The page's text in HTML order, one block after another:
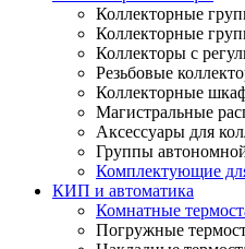
Коллекторные
Коллекторные
Коллекторы с
Резьбовые
Коллекторные
Магистральные
Аксессуары для
Группы
Комплектующие
КИП и автоматика
Комнатные
Погружные